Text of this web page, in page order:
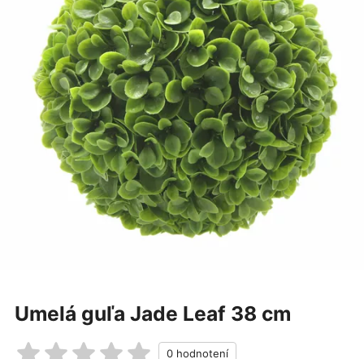
Umelá guľa Jade Leaf 38 cm